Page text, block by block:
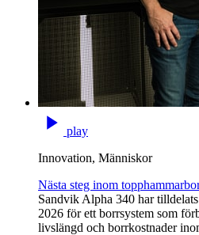
play
Innovation, Människor
Nästa steg inom
Sandvik Alpha 340 har
2026 för ett borrsystem som
livslängd och borrkostnader